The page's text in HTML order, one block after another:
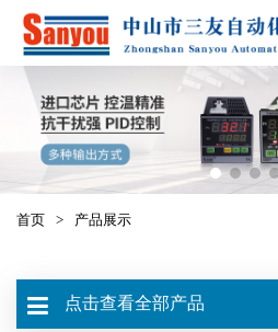
首页 > 产品展示
点击查看全部产品